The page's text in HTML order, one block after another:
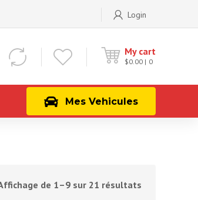
Login
My cart
$0.00 0
Mes Vehicules
de 1–9 sur 21 résultats